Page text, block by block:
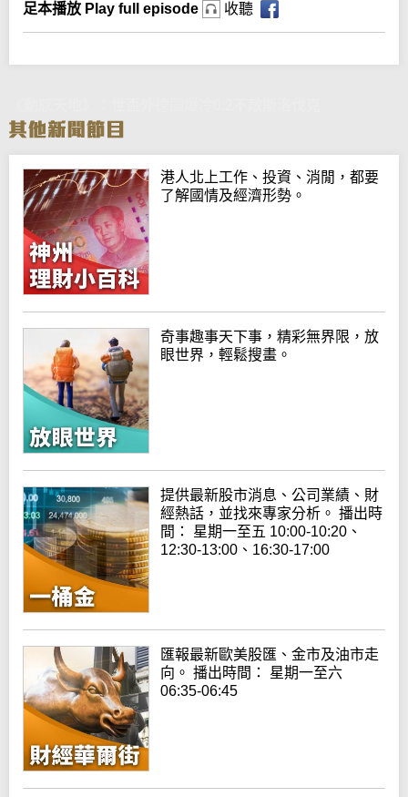
足本播放 Play full episode 收聽
港人北上工作、投資、消閒，都要
了解國情及經濟形勢。
奇事趣事天下事，精彩無界限，放
眼世界，輕鬆搜畫。
提供最新股市消息、公司業績、財
經熱話，並找來專家分析。 播出時
間： 星期一至五 10:00-10:20、
12:30-13:00、16:30-17:00
匯報最新歐美股匯、金市及油市走
向。 播出時間： 星期一至六
06:35-06:45